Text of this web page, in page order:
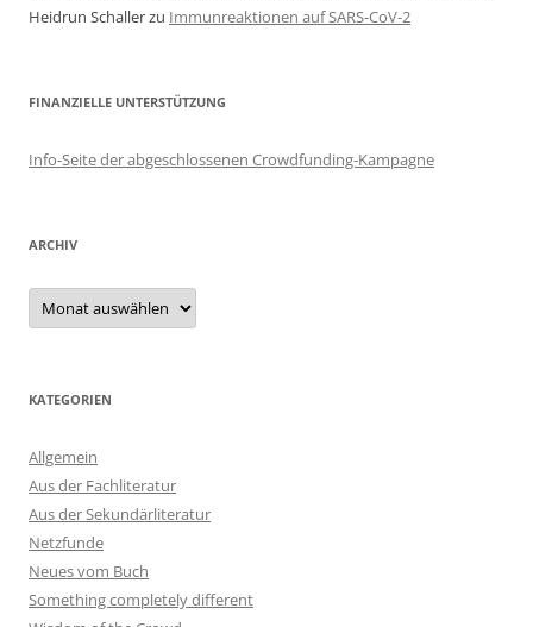
Heidrun Schallerzu Immunreaktionen auf SARS-CoV-2
FINANZIELLE UNTERSTÜTZUNG
Info-Seite der abgeschlossenen Crowdfunding-Kampagne
ARCHIV
Archiv
KATEGORIEN
Allgemein
Aus der Fachliteratur
Aus der Sekundärliteratur
Netzfunde
Neues vom Buch
Something completely different